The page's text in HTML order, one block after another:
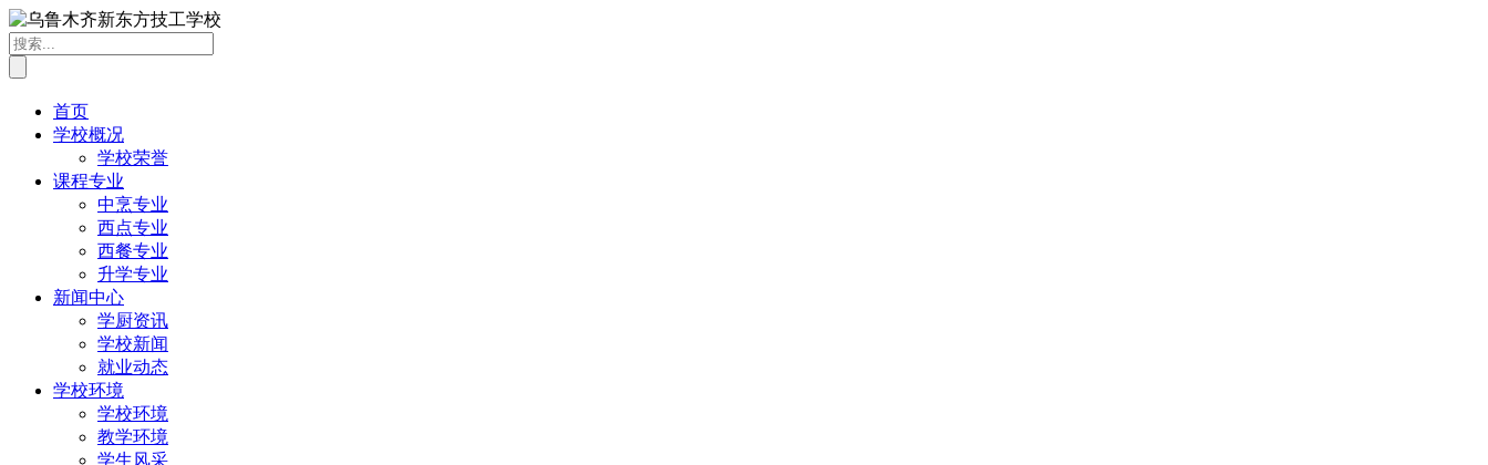
首页
学校概况
学校荣誉
课程专业
中烹专业
西点专业
西餐专业
升学专业
新闻中心
学厨资讯
学校新闻
就业动态
学校环境
学校环境
教学环境
学生风采